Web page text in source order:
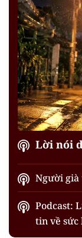
Lời nói
Người
Podcast:
tin về sức